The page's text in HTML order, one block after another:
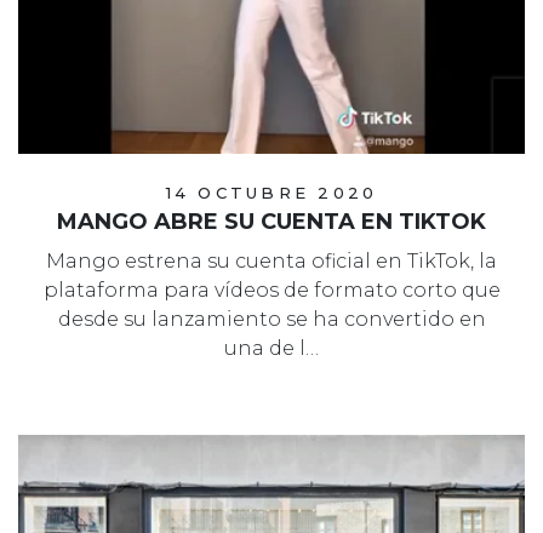
14 OCTUBRE 2020
MANGO ABRE SU CUENTA EN TIKTOK
Mango estrena su cuenta oficial en TikTok, la
plataforma para vídeos de formato corto que
desde su lanzamiento se ha convertido en
una de l…